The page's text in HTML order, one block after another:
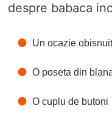
despre babaca
Un ocazie obisnuit
O poseta din
O cuplu de butoni